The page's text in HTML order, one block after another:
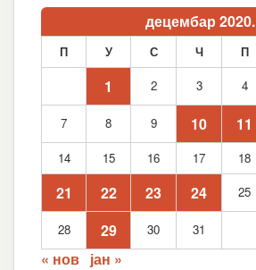
децембар 2020.
П У С Ч П
1 2 3 4
7 8 9 10 11
14 15 16 17 18
21 22 23 24 25
28 29 30 31
« нов јан »